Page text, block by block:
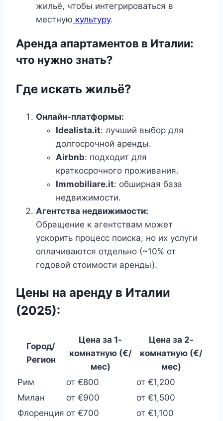
жильё, чтобы интегрироваться в
местную культуру.
Аренда апартаментов в Италии:
что нужно знать?
Где искать жильё?
Онлайн-платформы:
Idealista.it: лучший выбор для
долгосрочной аренды.
Airbnb: подходит для
краткосрочного проживания.
Immobiliare.it: обширная база
недвижимости.
Агентства недвижимости:
Обращение к агентствам может
ускорить процесс поиска, но их услуги
оплачиваются отдельно (~10% от
годовой стоимости аренды).
Цены на аренду в Италии
(2025):
Город/
Регион
Цена за 1-
комнатную (€/
мес)
Цена за 2-
комнатную (€/
мес)
Рим
от €800
от €1,200
Милан
от €900
от €1,500
Флоренция от €700
от €1,100